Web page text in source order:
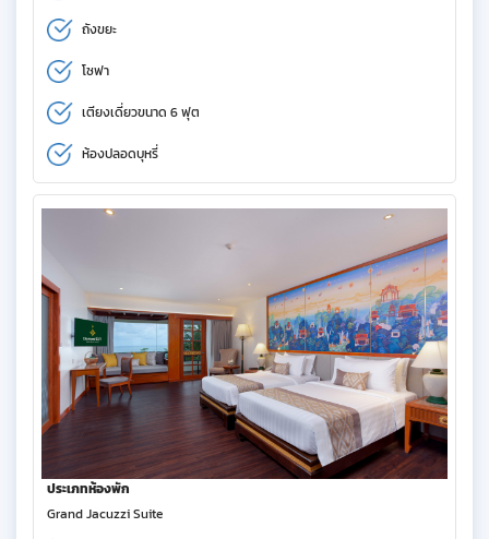
ถังขยะ
โซฟา
เตียงเดี่ยวขนาด 6 ฟุต
ห้องปลอดบุหรี่
ประเภทห้องพัก
Grand Jacuzzi Suite